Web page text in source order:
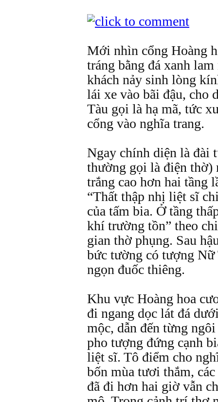
Mới nhìn cổng Hoàng
tráng bằng đá xanh
khách nảy sinh lòng
lái xe vào bãi đậu, cho
Tàu gọi là hạ mã, tức
cổng vào nghĩa trang.
Ngay chính diện là đài
thường gọi là điện thờ)
trắng cao hơn hai tầng
“Thất thập nhị liệt sĩ
của tấm bia. Ở tầng
khí trường tồn” theo
gian thờ phụng. Sau
bức tường có tượng Nữ
ngọn đuốc thiêng.
Khu vực Hoàng hoa
đi ngang dọc lát đá
mộc, dẫn đến từng
pho tượng đứng cạnh
liệt sĩ. Tô điểm cho
bốn mùa tươi thắm,
đã đi hơn hai giờ vẫn